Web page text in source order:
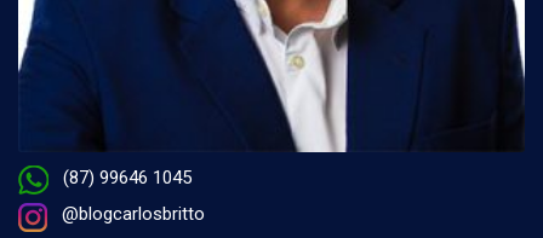
(87) 99646 1045
@blogcarlosbritto